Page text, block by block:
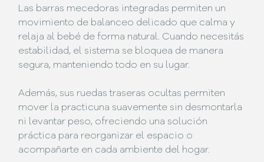
Las barras mecedoras integradas permiten un
movimiento de balanceo delicado que calma y
relaja al bebé de forma natural. Cuando necesitás
estabilidad, el sistema se bloquea de manera
segura, manteniendo todo en su lugar.
Además, sus ruedas traseras ocultas permiten
mover la practicuna suavemente sin desmontarla
ni levantar peso, ofreciendo una solución
práctica para reorganizar el espacio o
acompañarte en cada ambiente del hogar.